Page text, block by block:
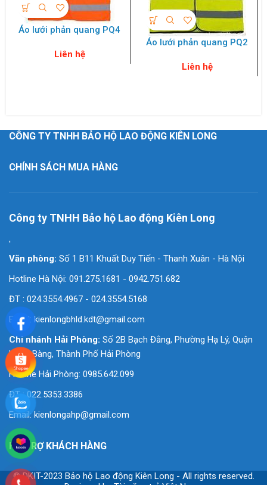
Áo lưới phản quang PQ4
Liên hệ
Áo lưới phản quang PQ2
Liên hệ
CÔNG TY TNHH BẢO HỘ LAO ĐỘNG KIÊN LONG
CHÍNH SÁCH MUA HÀNG
Công ty TNHH Bảo hộ Lao động Kiên Long
'
Văn phòng: Số 1 B11 Khuất Duy Tiến - Thanh Xuân - Hà Nội
Hotline Hà Nội: 091.275.1681 - 0942.751.682
ĐT : 024.3554.4967 - 024.3554.5168
Email: kienlongbhld.kdt@gmail.com
Chi nhánh Hải Phòng: Số 2B Bạch Đằng, Phường Hạ Lý, Quận
Hồng Bàng, Thành Phố Hải Phòng
Hotline Hải Phòng: 0985.642.099
ĐT : 022.5353.3386
Email:kienlongahp@gmail.com
HỖ TRỢ KHÁCH HÀNG
© DKIT-2023 Bảo hộ Lao động Kiên Long - All rights reserved.